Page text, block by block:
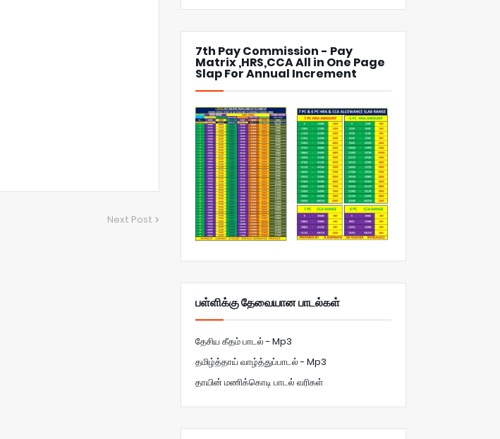
Next Post
7th Pay Commission - Pay
Matrix ,HRS,CCA All in One Page
Slap For Annual Increment
பள்ளிக்கு தேவையான பாடல்கள்
தேசிய கீதம் பாடல் - Mp3
தமிழ்த்தாய் வாழ்த்துப்பாடல் - Mp3
தாயின் மணிக்கொடி பாடல் வரிகள்